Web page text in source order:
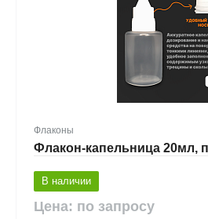
Флаконы
Флакон-капельница 20мл,
В наличии
Цена: по запросу